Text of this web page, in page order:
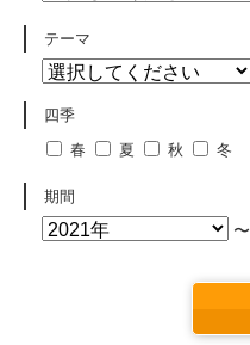
テーマ
四季
春
夏 秋 冬
期間
〜